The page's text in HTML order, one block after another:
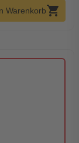
Warenkorbshopping_cart